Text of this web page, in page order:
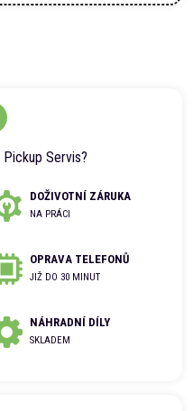
Pickup Servis?
DOŽIVOTNÍ ZÁRUKA
NA PRÁCI
OPRAVA TELEFONŮ
JIŽ DO 30 MINUT
NÁHRADNÍ DÍLY
SKLADEM